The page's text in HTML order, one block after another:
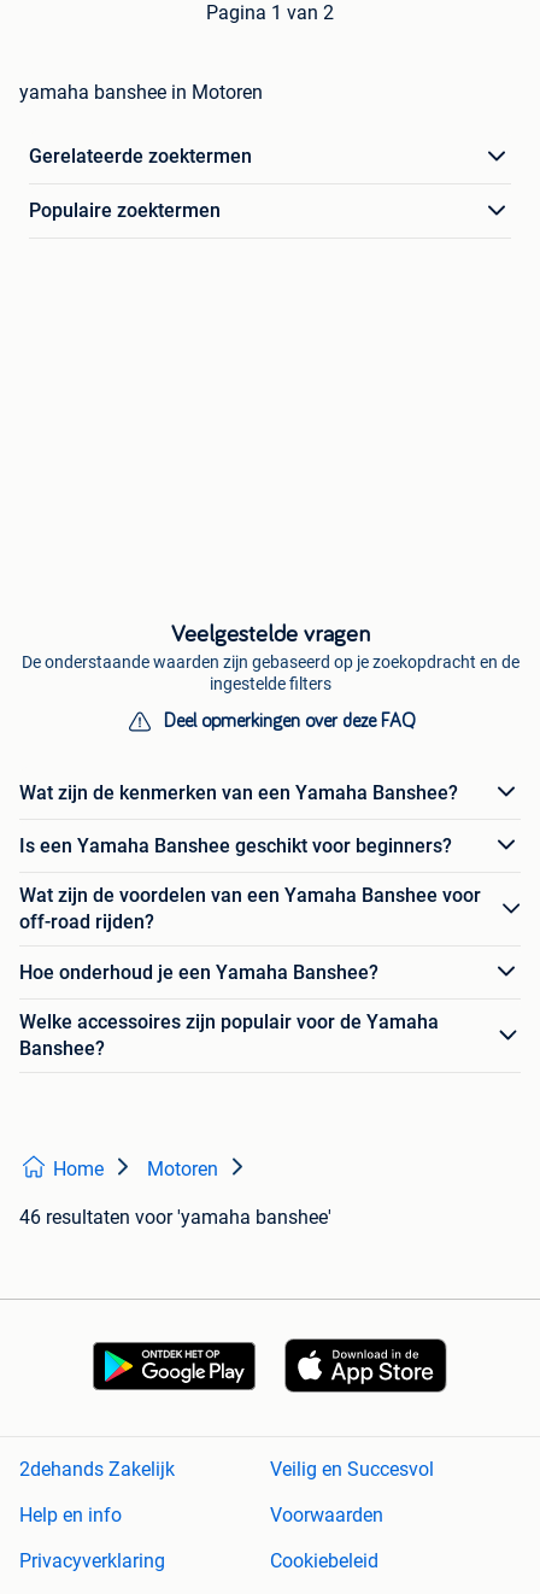
Pagina 1 van 2
yamaha banshee in Motoren
Gerelateerde zoektermen
Populaire zoektermen
Veelgestelde vragen
De onderstaande waarden zijn gebaseerd op je zoekopdracht en de
ingestelde filters
Deel opmerkingen over deze FAQ
Wat zijn de kenmerken van een Yamaha Banshee?
Is een Yamaha Banshee geschikt voor beginners?
Wat zijn de voordelen van een Yamaha Banshee voor
off-road rijden?
Hoe onderhoud je een Yamaha Banshee?
Welke accessoires zijn populair voor de Yamaha
Banshee?
Home Motoren
46 resultaten voor 'yamaha banshee'
2dehands Zakelijk
Veilig en Succesvol
Help en info
Voorwaarden
Privacyverklaring
Cookiebeleid